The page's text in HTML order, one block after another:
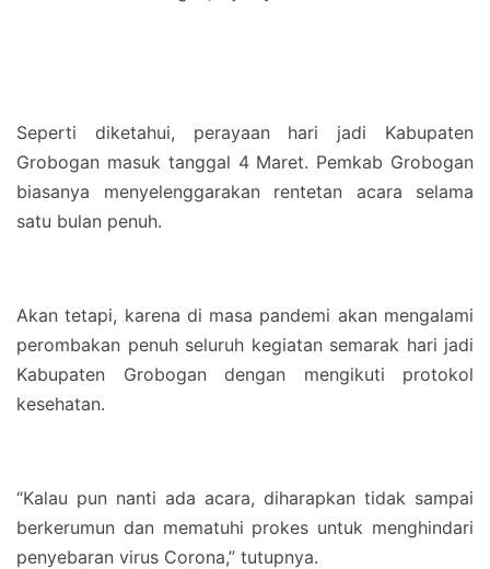
Seperti diketahui, perayaan hari jadi Kabupaten
Grobogan masuk tanggal 4 Maret. Pemkab Grobogan
biasanya menyelenggarakan rentetan acara selama
satu bulan penuh.
Akan tetapi, karena di masa pandemi akan mengalami
perombakan penuh seluruh kegiatan semarak hari jadi
Kabupaten Grobogan dengan mengikuti protokol
kesehatan.
“Kalau pun nanti ada acara, diharapkan tidak sampai
berkerumun dan mematuhi prokes untuk menghindari
penyebaran virus Corona,” tutupnya.